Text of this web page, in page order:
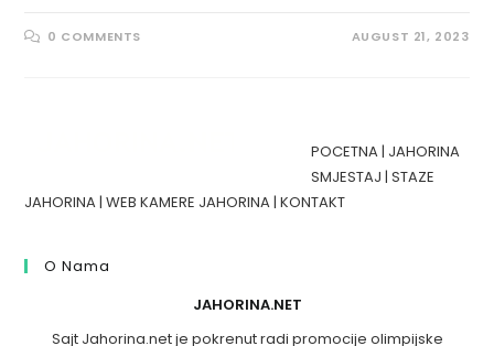
0 COMMENTS AUGUST 21, 2023
POCETNA| JAHORINA
SMJESTAJ |STAZE
JAHORINA|WEB KAMERE JAHORINA|KONTAKT
O Nama
JAHORINA.NET
Sajt Jahorina.net je pokrenut radi promocije olimpijske